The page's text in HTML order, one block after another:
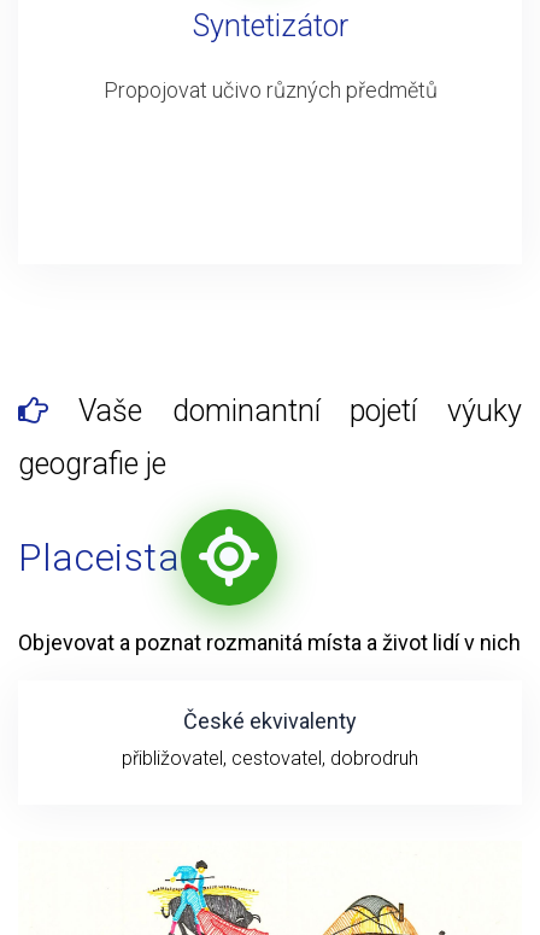
Syntetizátor
Propojovat učivo různých předmětů
Vaše dominantní pojetí výuky
geografie je
Placeista
Objevovat a poznat rozmanitá místa a život lidí v nich
České ekvivalenty
přibližovatel, cestovatel, dobrodruh